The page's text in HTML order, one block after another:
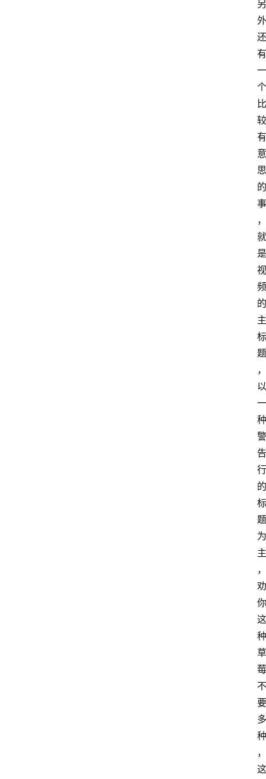
另
外
还
有
一
个
比
较
有
意
思
的
事
，
就
是
视
频
的
主
标
题
，
以
一
种
警
告
行
的
标
题
为
主
，
劝
你
这
种
草
莓
不
要
多
种
，
这